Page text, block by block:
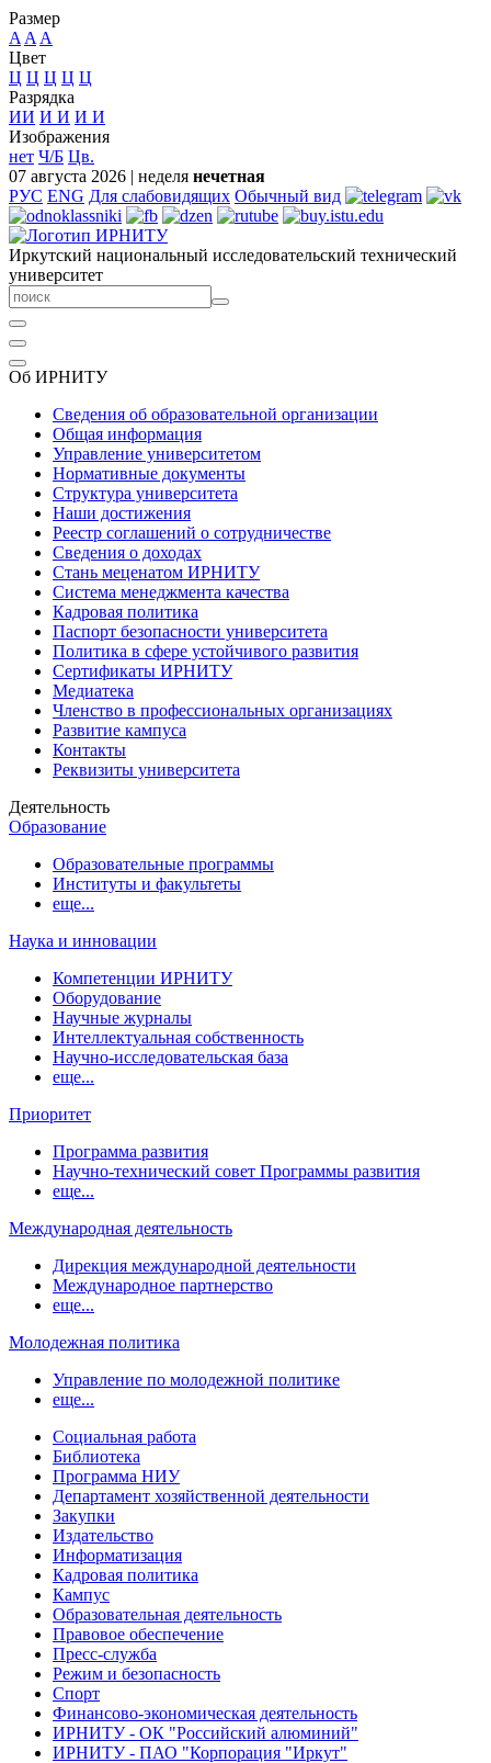
Размер
A A A
Цвет
Ц Ц Ц Ц Ц
Разрядка
ИИ И И И И
Изображения
нет Ч/Б Цв.
07 августа 2026 | неделя нечетная
РУС ENG Для слабовидящих Обычный вид
Иркутский национальный исследовательский технический
университет
Об ИРНИТУ
Сведения об образовательной организации
Общая информация
Управление университетом
Нормативные документы
Структура университета
Наши достижения
Реестр соглашений о сотрудничестве
Сведения о доходах
Стань меценатом ИРНИТУ
Система менеджмента качества
Кадровая политика
Паспорт безопасности университета
Политика в сфере устойчивого развития
Сертификаты ИРНИТУ
Медиатека
Членство в профессиональных организациях
Развитие кампуса
Контакты
Реквизиты университета
Деятельность
Образование
Образовательные программы
Институты и факультеты
еще...
Наука и инновации
Компетенции ИРНИТУ
Оборудование
Научные журналы
Интеллектуальная собственность
Научно-исследовательская база
еще...
Приоритет
Программа развития
Научно-технический совет Программы развития
еще...
Международная деятельность
Дирекция международной деятельности
Международное партнерство
еще...
Молодежная политика
Управление по молодежной политике
еще...
Социальная работа
Библиотека
Программа НИУ
Департамент хозяйственной деятельности
Закупки
Издательство
Информатизация
Кадровая политика
Кампус
Образовательная деятельность
Правовое обеспечение
Пресс-служба
Режим и безопасность
Спорт
Финансово-экономическая деятельность
ИРНИТУ - ОК "Российский алюминий"
ИРНИТУ - ПАО "Корпорация "Иркут"